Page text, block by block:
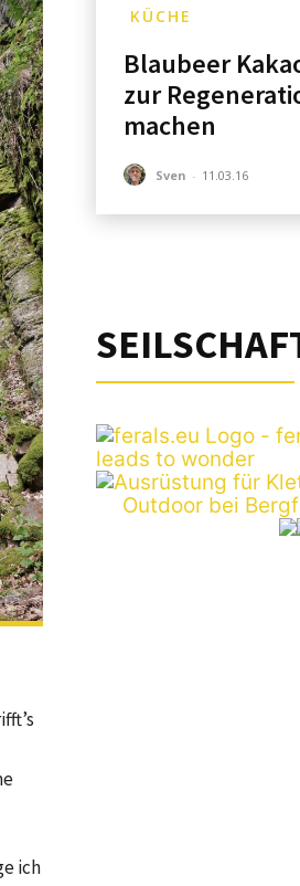
ich
KÜCHE
Blaubeer
zur
machen
Sven - 11.03.16